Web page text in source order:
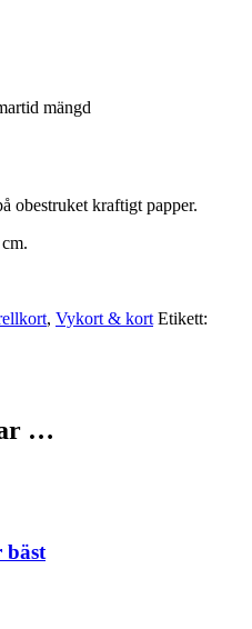
mängd
obestruket kraftigt papper.
, Vykort & kort Etikett:
…
bäst